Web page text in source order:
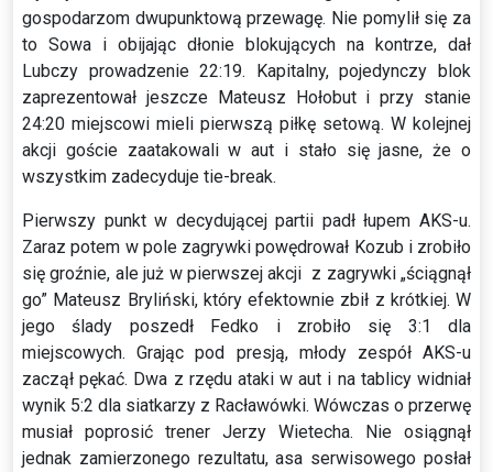
gospodarzom dwupunktową przewagę. Nie pomylił się za
to Sowa i obijając dłonie blokujących na kontrze, dał
Lubczy prowadzenie 22:19. Kapitalny, pojedynczy blok
zaprezentował jeszcze Mateusz Hołobut i przy stanie
24:20 miejscowi mieli pierwszą piłkę setową. W kolejnej
akcji goście zaatakowali w aut i stało się jasne, że o
wszystkim zadecyduje tie-break.
Pierwszy punkt w decydującej partii padł łupem AKS-u.
Zaraz potem w pole zagrywki powędrował Kozub i zrobiło
się groźnie, ale już w pierwszej akcji z zagrywki „ściągnął
go” Mateusz Bryliński, który efektownie zbił z krótkiej. W
jego ślady poszedł Fedko i zrobiło się 3:1 dla
miejscowych. Grając pod presją, młody zespół AKS-u
zaczął pękać. Dwa z rzędu ataki w aut i na tablicy widniał
wynik 5:2 dla siatkarzy z Racławówki. Wówczas o przerwę
musiał poprosić trener Jerzy Wietecha. Nie osiągnął
jednak zamierzonego rezultatu, asa serwisowego posłał